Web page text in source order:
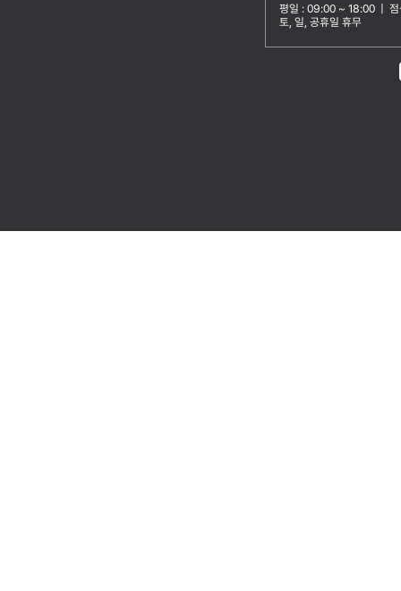
평일 : 09:00 ~ 18:00 | 점
토, 일, 공휴일 휴무